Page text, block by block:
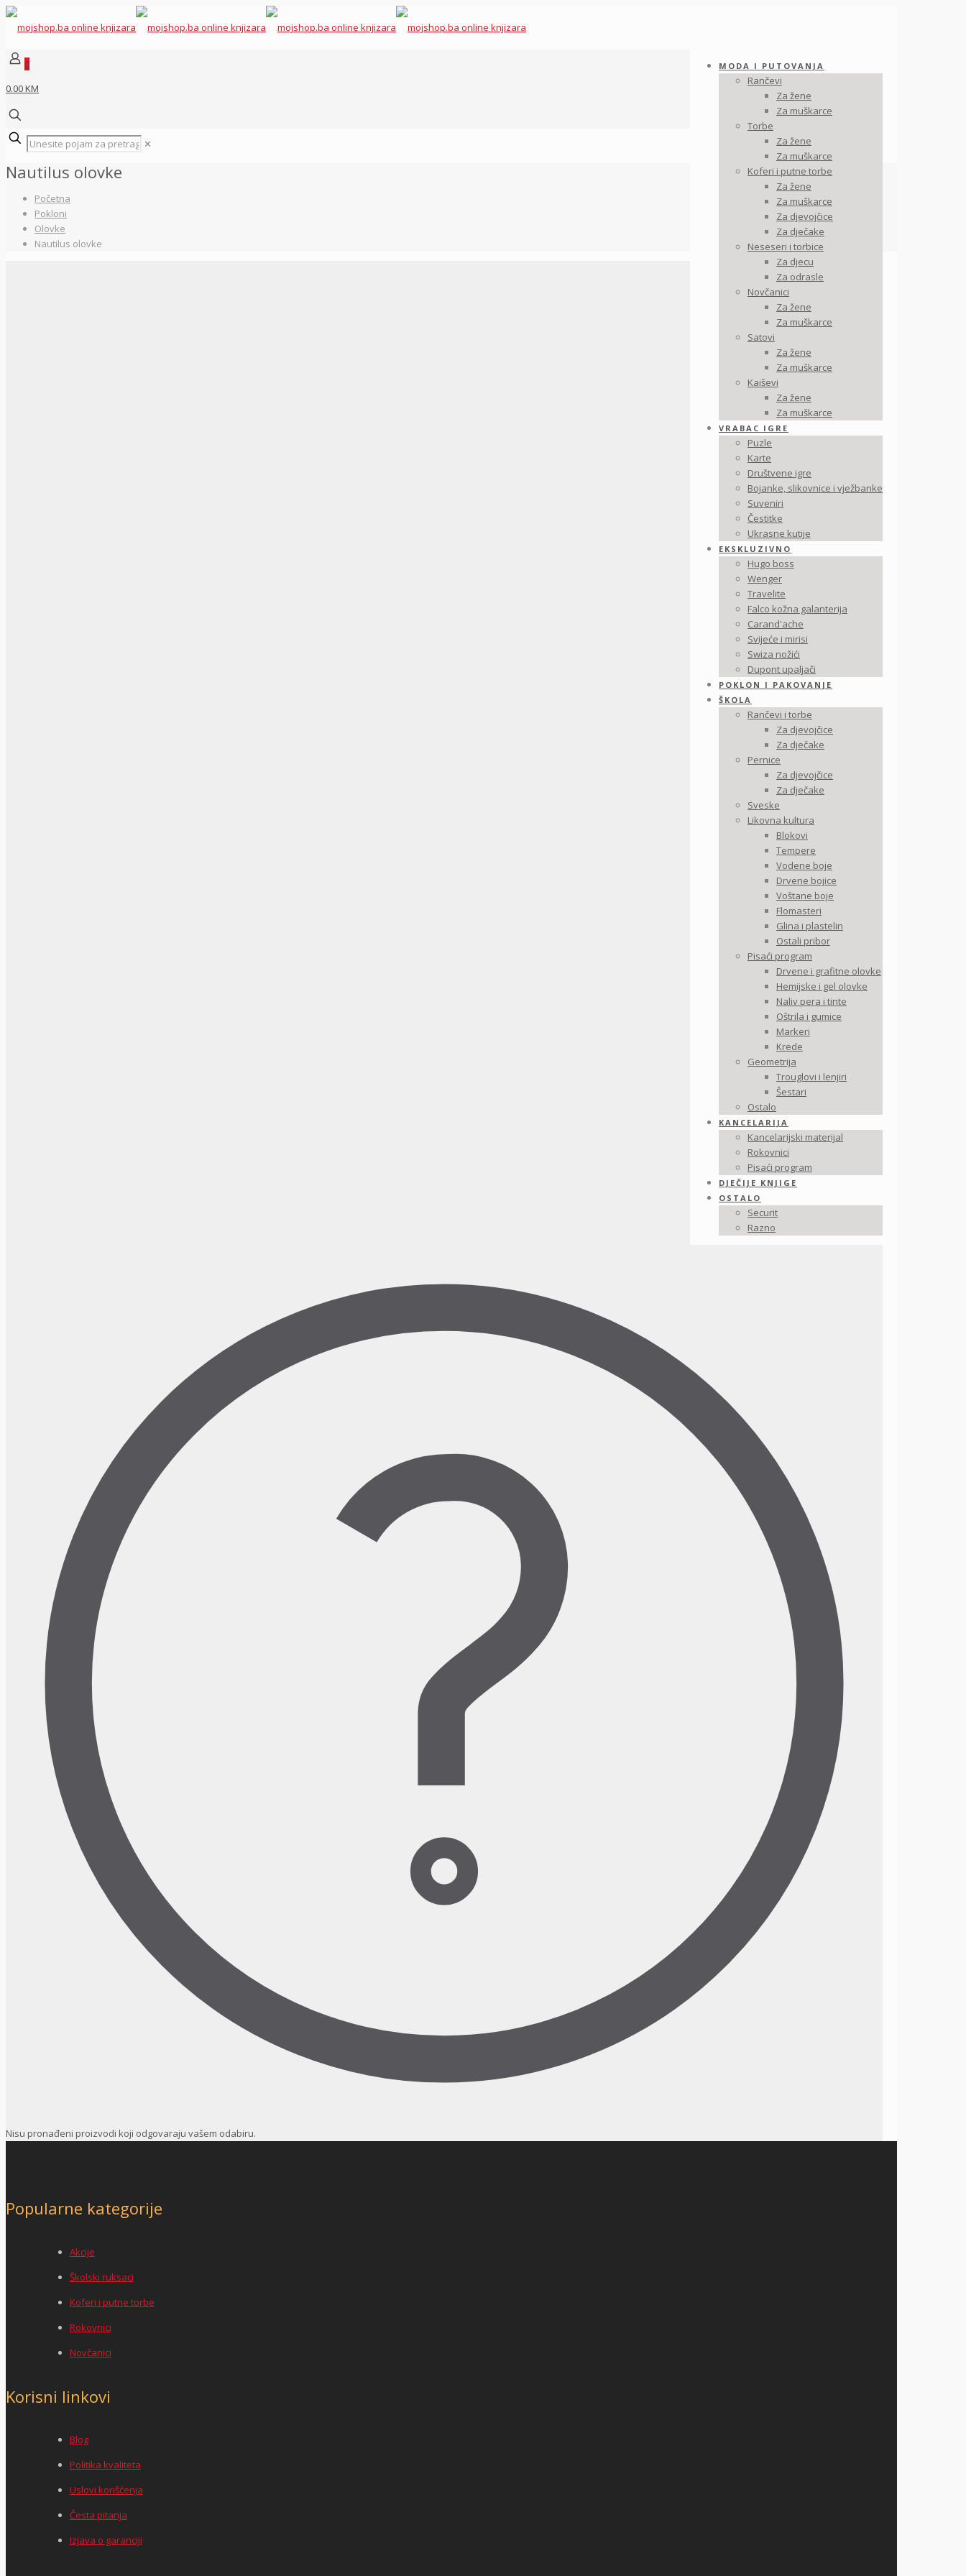
MODA I PUTOVANJA
Rančevi
Za žene
Za muškarce
Torbe
Za žene
Za muškarce
Koferi i putne torbe
Za žene
Za muškarce
Za djevojčice
Za dječake
Neseseri i torbice
Za djecu
Za odrasle
Novčanici
Za žene
Za muškarce
Satovi
Za žene
Za muškarce
Kaiševi
Za žene
Za muškarce
VRABAC IGRE
Puzle
Karte
Društvene igre
Bojanke, slikovnice i vježbanke
Suveniri
Čestitke
Ukrasne kutije
EKSKLUZIVNO
Hugo boss
Wenger
Travelite
Falco kožna galanterija
Carand'ache
Svijeće i mirisi
Swiza nožići
Dupont upaljači
POKLON I PAKOVANJE
ŠKOLA
Rančevi i torbe
Za djevojčice
Za dječake
Pernice
Za djevojčice
Za dječake
Sveske
Likovna kultura
Blokovi
Tempere
Vodene boje
Drvene bojice
Voštane boje
Flomasteri
Glina i plastelin
Ostali pribor
Pisaći program
Drvene i grafitne olovke
Hemijske i gel olovke
Naliv pera i tinte
Oštrila i gumice
Markeri
Krede
Geometrija
Trouglovi i lenjiri
Šestari
Ostalo
KANCELARIJA
Kancelarijski materijal
Rokovnici
Pisaći program
DJEČIJE KNJIGE
OSTALO
Securit
Razno
0
0.00 KM
✕
Nautilus olovke
Početna
Pokloni
Olovke
Nautilus olovke
Nisu pronađeni proizvodi koji odgovaraju vašem odabiru.
Popularne kategorije
Akcije
Školski ruksaci
Koferi i putne torbe
Rokovnici
Novčanici
Korisni linkovi
Blog
Politika kvaliteta
Uslovi korišćenja
Česta pitanja
Izjava o garanciji